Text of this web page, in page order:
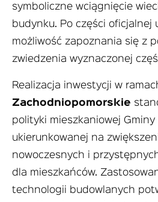
symboliczne wciągnięcie
budynku. Po części oficjalnej
możliwość zapoznania się z
zwiedzenia wyznaczonej
Realizacja inwestycji w
Zachodniopomorskie
polityki mieszkaniowej Gminy
ukierunkowanej na
nowoczesnych i
dla mieszkańców.
technologii budowlanych